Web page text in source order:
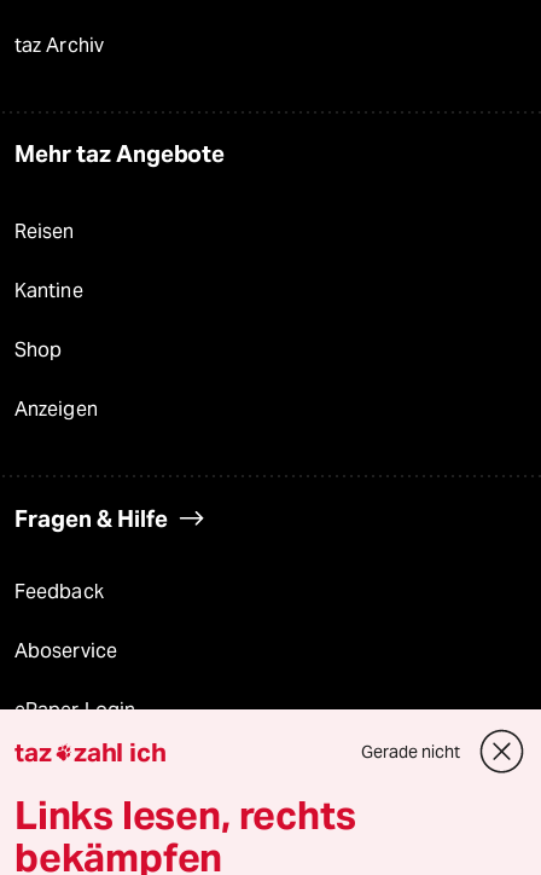
taz Archiv
Mehr taz Angebote
Reisen
Kantine
Shop
Anzeigen
Fragen & Hilfe
Feedback
Aboservice
ePaper Login
Downloads für Abonnierende
taz zahl ich Gerade nicht
Links lesen, rechts
bekämpfen